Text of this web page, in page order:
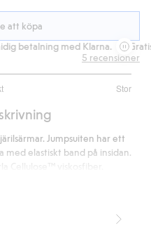
att köpa
betalning med Klarna. Gratis
Stor
5 recensioner
Jumpsuiten har ett
elastiskt band på insidan.